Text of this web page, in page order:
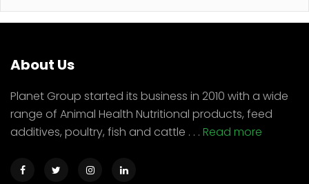
About Us
Planet Group started its business in 2010 with a wide
range of Animal Health Nutritional products, feed
additives, poultry, fish and cattle . . . Read more